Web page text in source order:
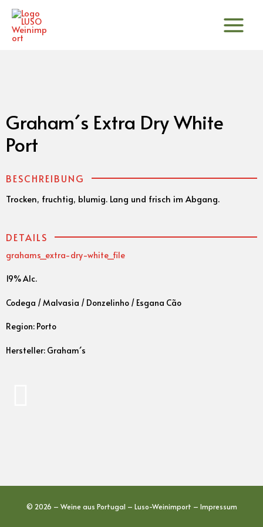
Zum
Inhalt
springen
Graham´s Extra Dry White
Port
BESCHREIBUNG
Trocken, fruchtig, blumig. Lang und frisch im Abgang.
DETAILS
grahams_extra-dry-white_file
19% Alc.
Codega / Malvasia / Donzelinho / Esgana Cão
Region: Porto
Hersteller: Graham´s
© 2026 – Weine aus Portugal – Luso-Weinimport – Impressum